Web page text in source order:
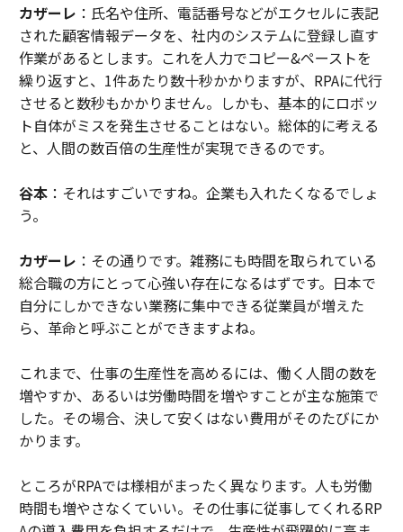
カザーレ ：氏名や住所、電話番号などがエクセルに表記
された顧客情報データを、社内のシステムに登録し直す
作業があるとします。これを人力でコピー&ペーストを
繰り返すと、1件あたり数十秒かかりますが、RPAに代行
させると数秒もかかりません。しかも、基本的にロボッ
ト自体がミスを発生させることはない。総体的に考える
と、人間の数百倍の生産性が実現できるのです。
谷本：それはすごいですね。企業も入れたくなるでしょ
う。
カザーレ ：その通りです。雑務にも時間を取られている
総合職の方にとって心強い存在になるはずです。日本で
自分にしかできない業務に集中できる従業員が増えた
ら、革命と呼ぶことができますよね。
これまで、仕事の生産性を高めるには、働く人間の数を
増やすか、あるいは労働時間を増やすことが主な施策で
した。その場合、決して安くはない費用がそのたびにか
かります。
ところがRPAでは様相がまったく異なります。人も労働
時間も増やさなくていい。その仕事に従事してくれるRP